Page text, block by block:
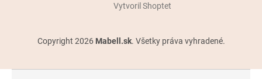
Vytvoril Shoptet
Copyright 2026 Mabell.sk. Všetky práva vyhradené.